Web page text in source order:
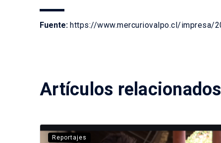
Fuente: https://www.mercuriovalpo.cl/
Artículos relacionados
Reportajes